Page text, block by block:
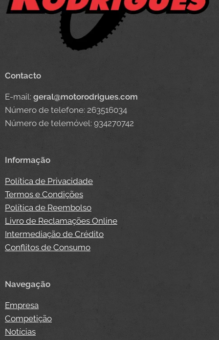
Contacto
E-mail: geral@motorodrigues.com
Número de telefone: 263516034
Número de telemóvel: 934270742
Informação
Política de Privacidade
Termos e Condições
Política de Reembolso
Livro de Reclamações Online
Intermediação de Crédito
Conflitos de Consumo
Navegação
Empresa
Competição
Notícias